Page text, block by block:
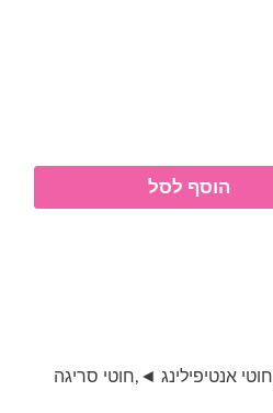
הוסף לסל
חוטי אנטיפילינג ◄ ,חוטי סריגה